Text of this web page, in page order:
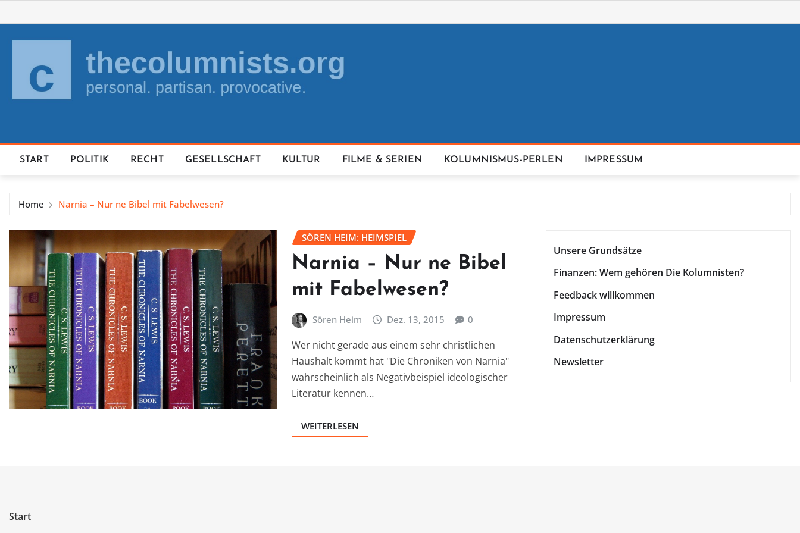
to
content
START POLITIK RECHT GESELLSCHAFT KULTUR FILME & SERIEN KOLUMNISMUS-PERLEN IMPRESSUM
Home Narnia – Nur ne Bibel mit Fabelwesen?
SÖREN HEIM: HEIMSPIEL
Narnia – Nur ne Bibel
mit Fabelwesen?
Sören Heim Dez. 13, 2015 0
Wer nicht gerade aus einem sehr christlichen
Haushalt kommt hat "Die Chroniken von Narnia"
wahrscheinlich als Negativbeispiel ideologischer
Literatur kennen…
WEITERLESEN
Unsere Grundsätze
Finanzen: Wem gehören Die Kolumnisten?
Feedback willkommen
Impressum
Datenschutzerklärung
Newsletter
Start